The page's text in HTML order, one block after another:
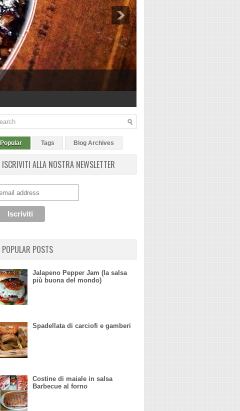
Popular Tags Blog Archives
ISCRIVITI ALLA NOSTRA NEWSLETTER
POPULAR POSTS
Jalapeno Pepper Jam (la salsa
più buona del mondo)
Spadellata di carciofi e gamberi
Costine di maiale in salsa
Barbecue al forno